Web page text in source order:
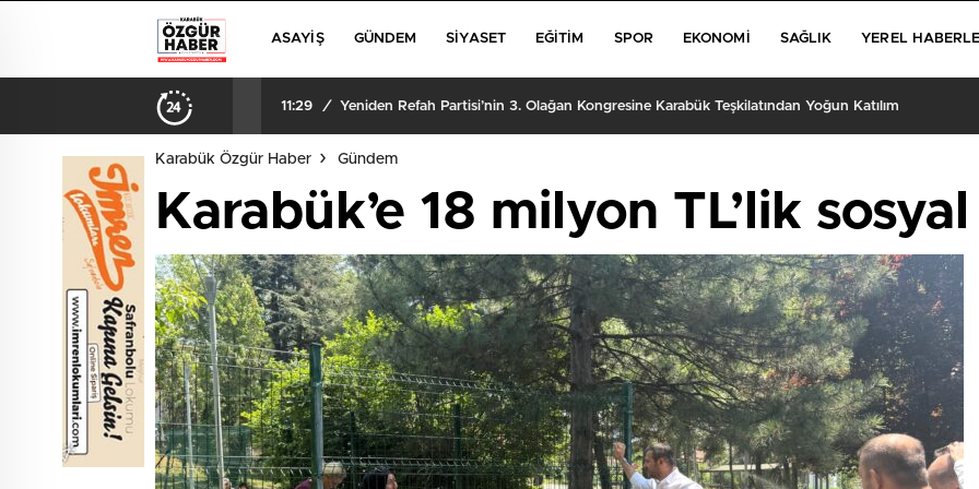
ASAYIŞ GÜNDEM SIYASET EĞITIM SPOR EKONOMI SAĞLIK YEREL
13:32 / Yanan Otomobilden Geriye İskeleti Kaldı
Karabük Özgür Haber Gündem
Karabük’e 18 milyon TL’lik